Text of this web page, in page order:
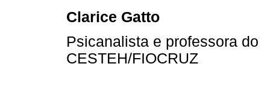
Clarice Gatto
Psicanalista e professora do
CESTEH/FIOCRUZ